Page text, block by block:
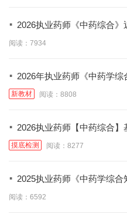
· 2026执业药师《中药综合》
阅读：7934
· 2026年执业药师《中药学综
新教材 阅读：8808
· 2026执业药师【中药综合】
摸底检测 阅读：8277
· 2025执业药师《中药学综合
阅读：6592